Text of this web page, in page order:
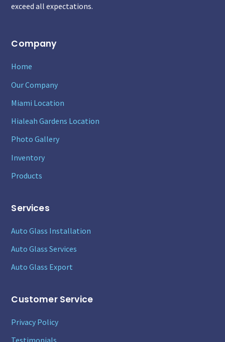
exceed all expectations.
Company
Home
Our Company
Miami Location
Hialeah Gardens Location
Photo Gallery
Inventory
Products
Services
Auto Glass Installation
Auto Glass Services
Auto Glass Export
Customer Service
Privacy Policy